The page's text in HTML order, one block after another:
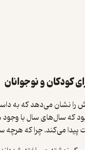
کودکان و نوجوانان
نشان می‌دهد که به
بود که سال‌های سال با
می‌کند. چرا که هرچه